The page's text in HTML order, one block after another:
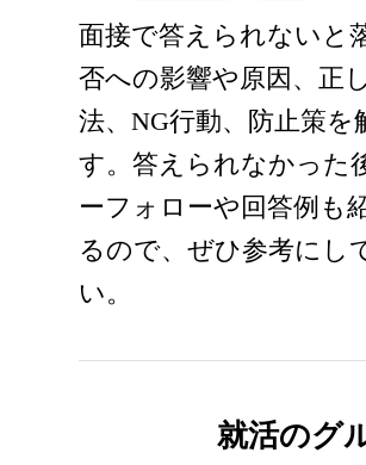
面接で答えられないと
否への影響や原因、正
法、NG行動、防止策を
す。答えられなかった
ーフォローや回答例も
るので、ぜひ参考にし
い。
就活のグ